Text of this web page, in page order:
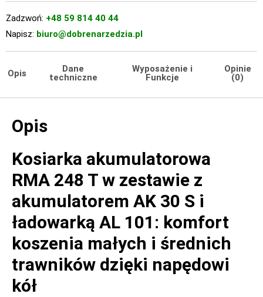
Zadzwoń: +48 59 814 40 44
Napisz: biuro@dobrenarzedzia.pl
Opis
Dane
techniczne
Wyposażenie i
Funkcje
Opinie
(0)
Opis
Kosiarka akumulatorowa
RMA 248 T w zestawie z
akumulatorem AK 30 S i
ładowarką AL 101: komfort
koszenia małych i średnich
trawników dzięki napędowi
kół